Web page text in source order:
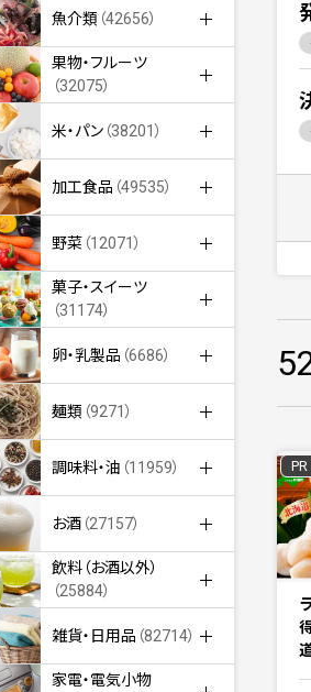
魚介類 （42656）
果物・フルーツ
（32075）
米・パン （38201）
加工食品 （49535）
野菜 （12071）
菓子・スイーツ
（31174）
卵・乳製品 （6686）
麺類 （9271）
調味料・油 （11959）
お酒 （27157）
飲料（お酒以外）
（25884）
雑貨・日用品 （82714）
家電・電気小物
PR